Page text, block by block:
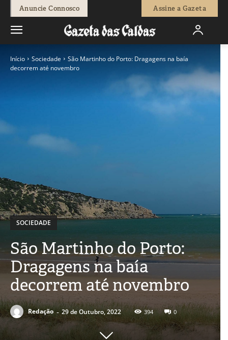
Anuncie Connosco Assine a Gazeta
Início Sociedade
São Martinho do Porto: Dragagens na baía
decorrem até novembro
SOCIEDADE
São Martinho do Porto:
Dragagens na baía
decorrem até novembro
Redação - 29 de Outubro, 2022 394 0